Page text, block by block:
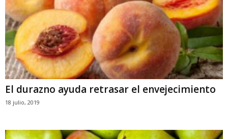
El durazno ayuda retrasar el envejecimiento
18 julio, 2019